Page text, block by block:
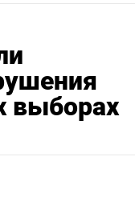
выборах